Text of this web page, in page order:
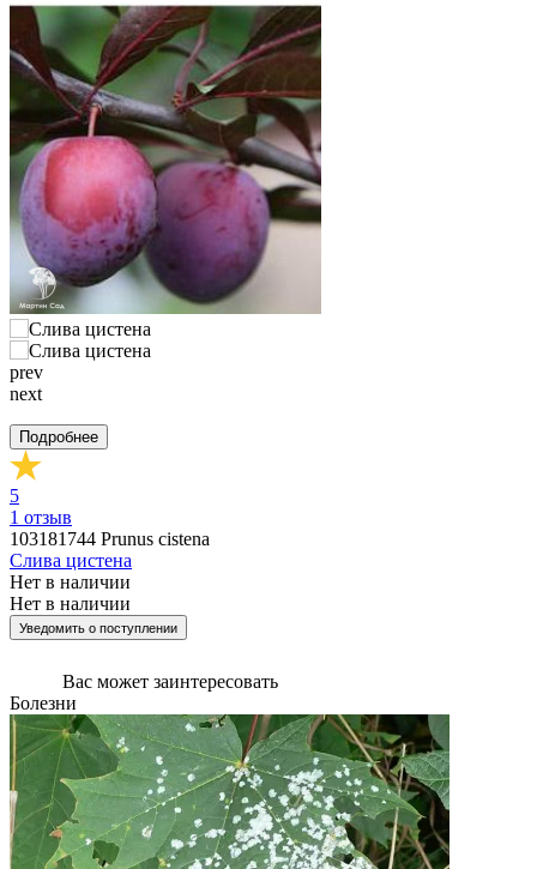
prev
next
Подробнее
5
1 отзыв
103181744 Prunus cistena
Слива цистена
Нет в наличии
Нет в наличии
Уведомить о поступлении
Вас может заинтересовать
Болезни